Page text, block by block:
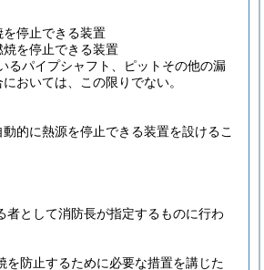
停止できる装置
を停止できる装置
るパイプシャフト、ピットその他の漏
おいては、この限りでない。
的に熱源を停止できる装置を設けるこ
として消防長が指定するものに行わ
を防止するために必要な措置を講じた